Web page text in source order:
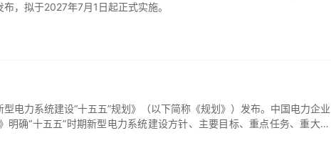
，拟于2027年7月1日起正式实施。
电力系统建设“十五五”规划》（以下简称《规划》）发布。中国电力企业
确“十五五”时期新型电力系统建设方针、主要目标、重点任务、重大工